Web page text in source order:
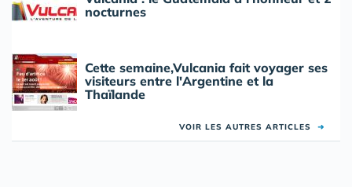
nocturnes
Cette semaine,Vulcania fait voyager ses
visiteurs entre l'Argentine et la
Thaïlande
VOIR LES AUTRES ARTICLES ➜